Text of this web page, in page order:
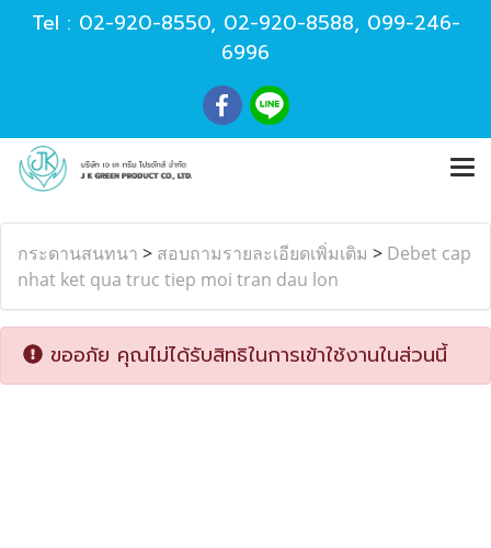
Tel : 02-920-8550, 02-920-8588, 099-246-
6996
กระดานสนทนา > สอบถามรายละเอียดเพิ่มเติม > Debet cap
nhat ket qua truc tiep moi tran dau lon
ขออภัย คุณไม่ได้รับสิทธิในการเข้าใช้งานในส่วนนี้